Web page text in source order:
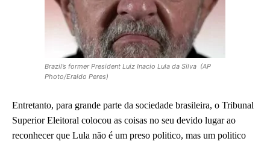
Brazil’s former President Luiz Inacio Lula da Silva (AP
Photo/Eraldo Peres)
Entretanto, para grande parte da sociedade brasileira, o Tribunal
Superior Eleitoral colocou as coisas no seu devido lugar ao
reconhecer que Lula não é um preso politico, mas um politico